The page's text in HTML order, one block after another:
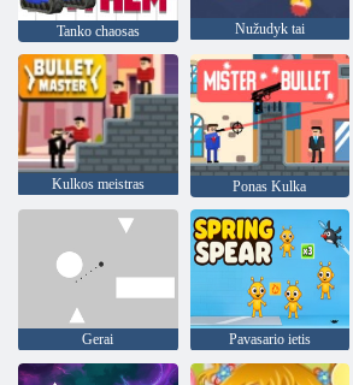
Tanko chaosas Nužudyk tai
Kulkos meistras Ponas Kulka
Gerai Pavasario ietis